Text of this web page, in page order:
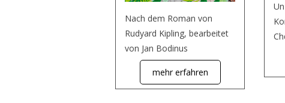
Nach dem Roman von
Rudyard Kipling, bearbeitet
von Jan Bodinus
mehr erfahren